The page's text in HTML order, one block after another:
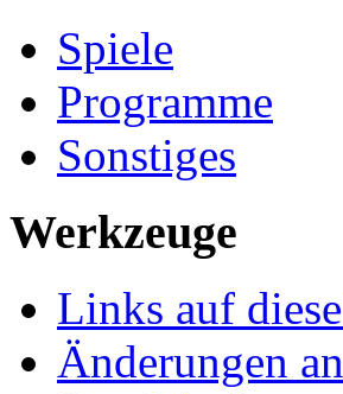
Spiele
Programme
Sonstiges
Werkzeuge
Links auf
Änderungen